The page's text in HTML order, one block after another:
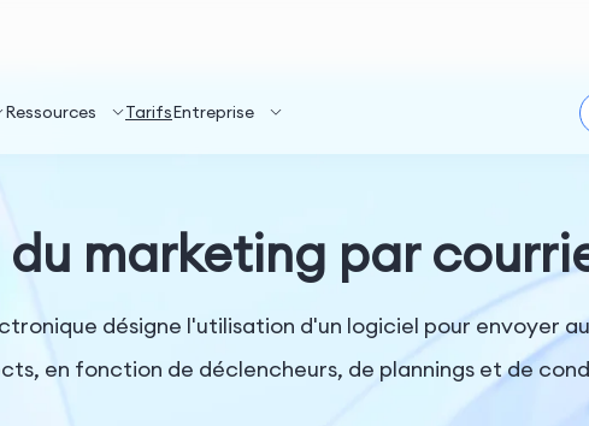
Ressources TarifsEntreprise
marketing par
désigne l'utilisation d'un logiciel pour envoyer
en fonction de déclencheurs, de plannings et de